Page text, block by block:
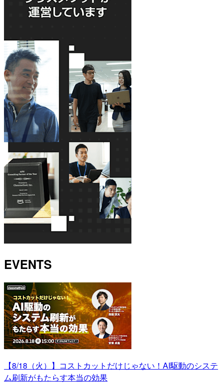
EVENTS
【8/18（火）】コストカットだけじゃない！AI駆動のシステ
ム刷新がもたらす本当の効果